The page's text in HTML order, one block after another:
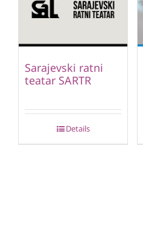
Sarajevski ratni
teatar SARTR
Details